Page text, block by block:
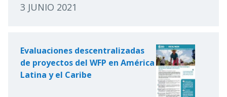
3 JUNIO 2021
Evaluaciones descentralizadas
de proyectos del WFP en América
Latina y el Caribe